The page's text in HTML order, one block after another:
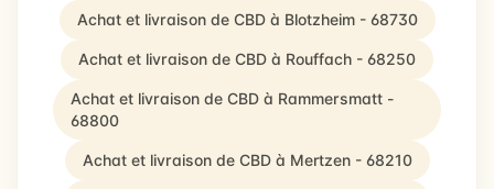
Achat et livraison de CBD à Blotzheim - 68730
Achat et livraison de CBD à Rouffach - 68250
Achat et livraison de CBD à Rammersmatt -
68800
Achat et livraison de CBD à Mertzen - 68210